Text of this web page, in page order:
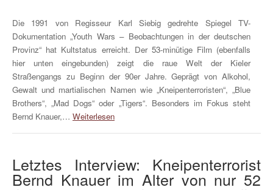
Die 1991 von Regisseur Karl Siebig gedrehte Spiegel TV-
Dokumentation „Youth Wars – Beobachtungen in der deutschen
Provinz“ hat Kultstatus erreicht. Der 53-minütige Film (ebenfalls
hier unten eingebunden) zeigt die raue Welt der Kieler
Straßengangs zu Beginn der 90er Jahre. Geprägt von Alkohol,
Gewalt und martialischen Namen wie „Kneipenterroristen“, „Blue
Brothers“, „Mad Dogs“ oder „Tigers“. Besonders im Fokus steht
Bernd Knauer,… Weiterlesen
Letztes Interview: Kneipenterrorist
Bernd Knauer im Alter von nur 52